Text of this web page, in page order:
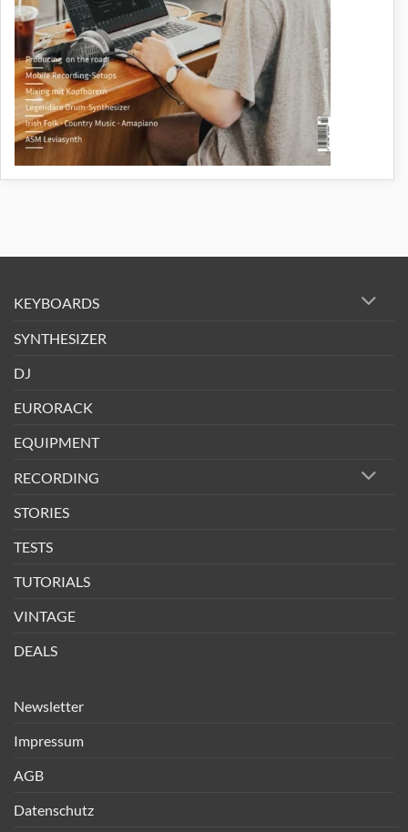
KEYBOARDS
SYNTHESIZER
DJ
EURORACK
EQUIPMENT
RECORDING
STORIES
TESTS
TUTORIALS
VINTAGE
DEALS
Newsletter
Impressum
AGB
Datenschutz